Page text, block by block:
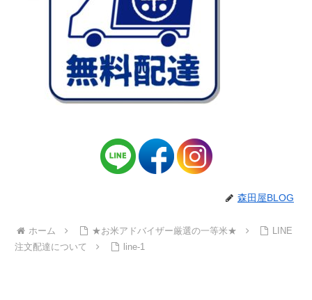
森田屋BLOG
ホーム ★お米アドバイザー厳選の一等米★
LINE
注文配達について
line-1